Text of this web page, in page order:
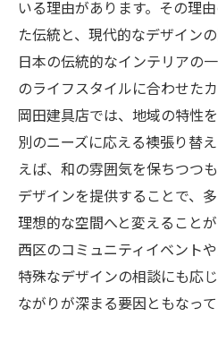
いる理由があります。その理
た伝統と、現代的なデザイン
日本の伝統的なインテリアの
のライフスタイルに合わせた
岡田建具店では、地域の特性
別のニーズに応える襖張り替
えば、和の雰囲気を保ちつつ
デザインを提供することで、
理想的な空間へと変えること
西区のコミュニティイベント
特殊なデザインの相談にも応
ながりが深まる要因ともなって